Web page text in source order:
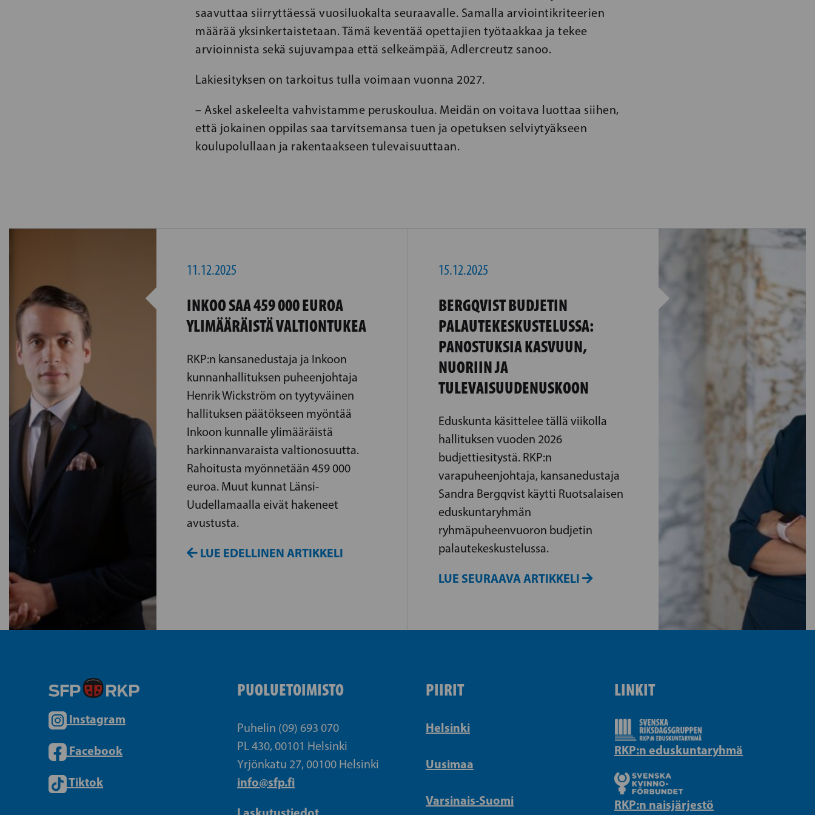
saavuttaa siirryttäessä vuosiluokalta seuraavalle. Samalla arviointikriteerien
määrää yksinkertaistetaan. Tämä keventää opettajien työtaakkaa ja tekee
arvioinnista sekä sujuvampaa että selkeämpää, Adlercreutz sanoo.
Lakiesityksen on tarkoitus tulla voimaan vuonna 2027.
– Askel askeleelta vahvistamme peruskoulua. Meidän on voitava luottaa siihen,
että jokainen oppilas saa tarvitsemansa tuen ja opetuksen selviytyäkseen
koulupolullaan ja rakentaakseen tulevaisuuttaan.
11.12.2025
INKOO SAA 459 000 EUROA
YLIMÄÄRÄISTÄ VALTIONTUKEA
RKP:n kansanedustaja ja Inkoon
kunnanhallituksen puheenjohtaja
Henrik Wickström on tyytyväinen
hallituksen päätökseen myöntää
Inkoon kunnalle ylimääräistä
harkinnanvaraista valtionosuutta.
Rahoitusta myönnetään 459 000
euroa. Muut kunnat Länsi-
Uudellamaalla eivät hakeneet
avustusta.
LUE EDELLINEN ARTIKKELI
15.12.2025
BERGQVIST BUDJETIN
PALAUTEKESKUSTELUSSA:
PANOSTUKSIA KASVUUN,
NUORIIN JA
TULEVAISUUDENUSKOON
Eduskunta käsittelee tällä viikolla
hallituksen vuoden 2026
budjettiesitystä. RKP:n
varapuheenjohtaja, kansanedustaja
Sandra Bergqvist käytti Ruotsalaisen
eduskuntaryhmän
ryhmäpuheenvuoron budjetin
palautekeskustelussa.
LUE SEURAAVA ARTIKKELI
Instagram
Facebook
Tiktok
PUOLUETOIMISTO
Puhelin (09) 693 070
PL 430, 00101 Helsinki
Yrjönkatu 27, 00100 Helsinki
info@sfp.fi
PIIRIT
Helsinki
Uusimaa
Varsinais-Suomi
LINKIT
RKP:n eduskuntaryhmä
RKP:n naisjärjestö